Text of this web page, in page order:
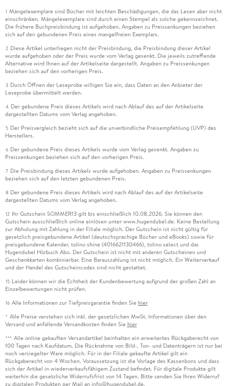
1 Mängelexemplare sind Bücher mit leichten Beschädigungen, die das Lesen aber nicht
einschränken. Mängelexemplare sind durch einen Stempel als solche gekennzeichnet.
Die frühere Buchpreisbindung ist aufgehoben. Angaben zu Preissenkungen beziehen
sich auf den gebundenen Preis eines mangelfreien Exemplars.
2 Diese Artikel unterliegen nicht der Preisbindung, die Preisbindung dieser Artikel
wurde aufgehoben oder der Preis wurde vom Verlag gesenkt. Die jeweils zutreffende
Alternative wird Ihnen auf der Artikelseite dargestellt. Angaben zu Preissenkungen
beziehen sich auf den vorherigen Preis.
3 Durch Öffnen der Leseprobe willigen Sie ein, dass Daten an den Anbieter der
Leseprobe übermittelt werden.
4 Der gebundene Preis dieses Artikels wird nach Ablauf des auf der Artikelseite
dargestellten Datums vom Verlag angehoben.
5 Der Preisvergleich bezieht sich auf die unverbindliche Preisempfehlung (UVP) des
Herstellers.
6 Der gebundene Preis dieses Artikels wurde vom Verlag gesenkt. Angaben zu
Preissenkungen beziehen sich auf den vorherigen Preis.
7 Die Preisbindung dieses Artikels wurde aufgehoben. Angaben zu Preissenkungen
beziehen sich auf den letzten gebundenen Preis.
8 Der gebundene Preis dieses Artikels wird nach Ablauf des auf der Artikelseite
dargestellten Datums vom Verlag angehoben.
12 Ihr Gutschein SOMMER13 gilt bis einschließlich 10.08.2026. Sie können den
Gutschein ausschließlich online einlösen unter www.hugendubel.de. Keine Bestellung
zur Abholung mit Zahlung in der Filiale möglich. Der Gutschein ist nicht gültig für
gesetzlich preisgebundene Artikel (deutschsprachige Bücher und eBooks) sowie für
preisgebundene Kalender, tolino shine (4016621130466), tolino select und das
Hugendubel Hörbuch Abo. Der Gutschein ist nicht mit anderen Gutscheinen und
Geschenkkarten kombinierbar. Eine Barauszahlung ist nicht möglich. Ein Weiterverkauf
und der Handel des Gutscheincodes sind nicht gestattet.
15 Leider können wir die Echtheit der Kundenbewertung aufgrund der großen Zahl an
Einzelbewertungen nicht prüfen.
16 Alle Informationen zur Tiefpreisgarantie finden Sie hier
* Alle Preise verstehen sich inkl. der gesetzlichen MwSt. Informationen über den
Versand und anfallende Versandkosten finden Sie hier
*** Alle online gekauften Versandartikel beinhalten ein erweitertes Rückgaberecht von
100 Tagen nach Kaufdatum. Die Rücknahme von Bild-, Ton- und Datenträgern ist nur bei
noch versiegelter Ware möglich. Für in der Filiale gekaufte Artikel gilt ein
Rückgaberecht von 4 Wochen. Voraussetzung ist die Vorlage des Kassenbons und dass
sich der Artikel in wiederverkaufsfähigem Zustand befindet. Für digitale Produkte gilt
weiterhin die gesetzliche Widerrufsfrist von 14 Tagen. Bitte senden Sie Ihren Widerruf
zu digitalen Produkten per Mail an info@hugendubel.de.